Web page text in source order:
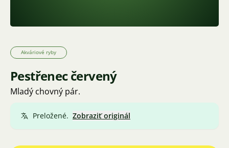
Akváriové ryby
Pestřenec červený
Mladý chovný pár.
Preložené. Zobraziť originál